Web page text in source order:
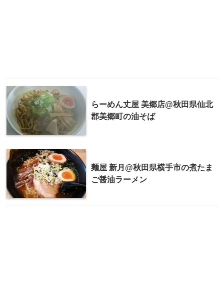
らーめん丈屋 美郷店@秋田県仙北
郡美郷町の油そば
麺屋 新月@秋田県横手市の煮たま
ご醤油ラーメン